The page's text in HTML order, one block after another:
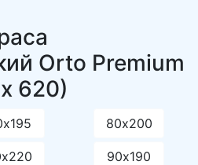
Orto Premium
620)
80х200
90х190